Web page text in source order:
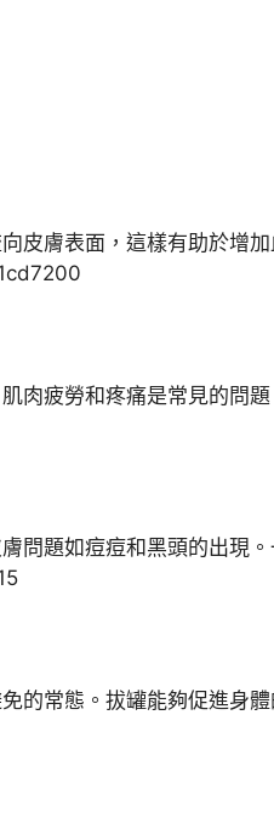
皮膚表面，這樣有助於增
肉疲勞和疼痛是常見的問
問題如痘痘和黑頭的出現
的常態。拔罐能夠促進身